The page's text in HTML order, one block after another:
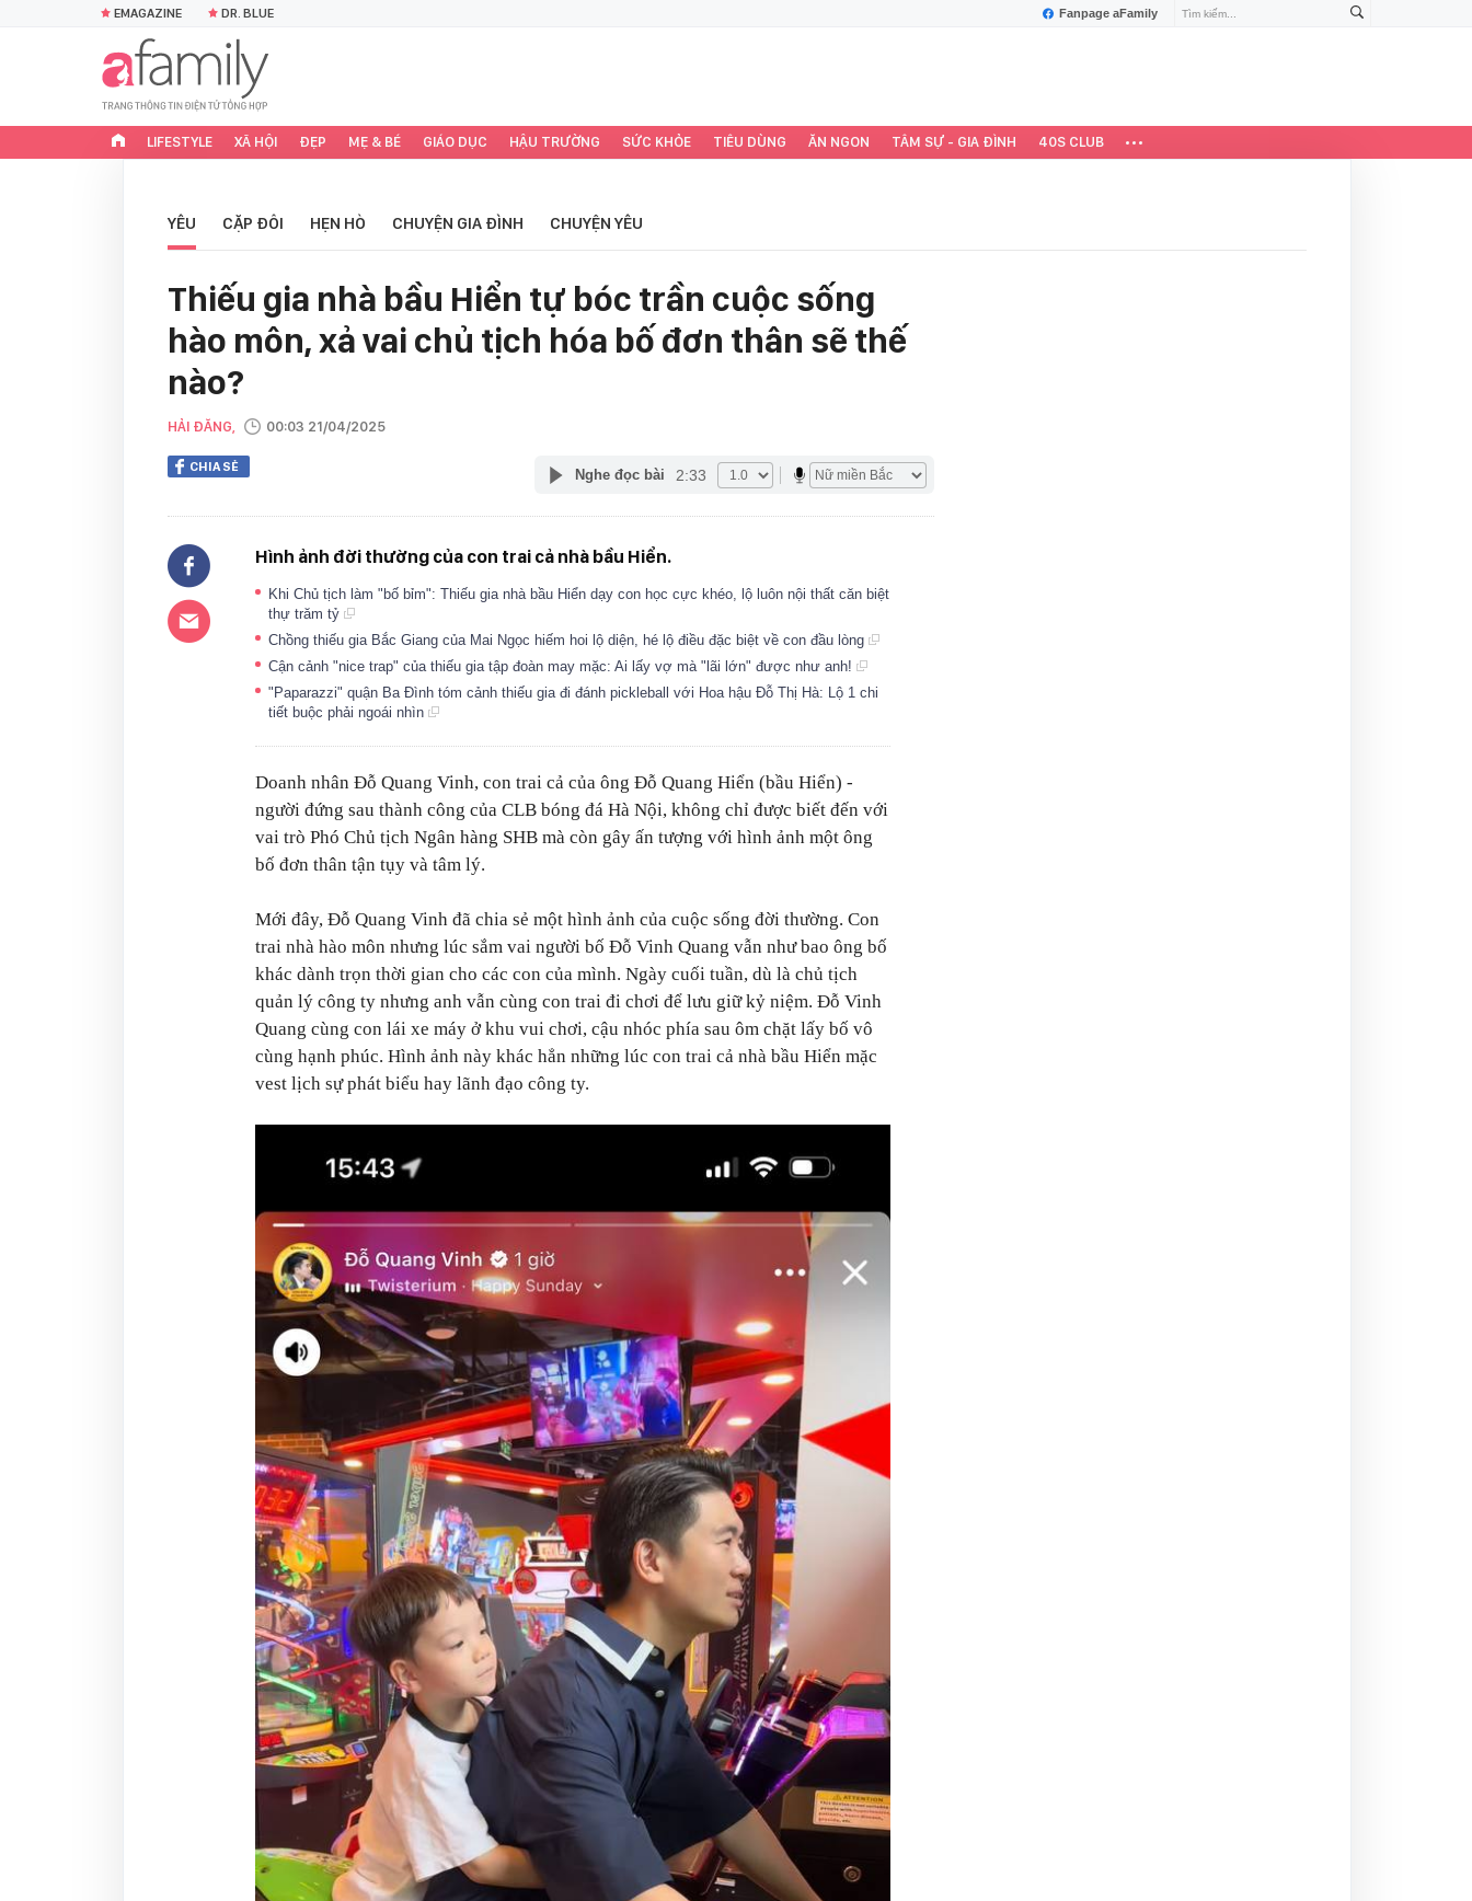
Fanpage aFamily
EMAGAZINE DR. BLUE
LIFESTYLE XÃ HỘI ĐẸP MẸ & BÉ GIÁO DỤC HẬU TRƯỜNG SỨC KHỎE TIÊU DÙNG ĂN NGON TÂM SỰ - GIA ĐÌNH 40S CLUB
YÊU CẶP ĐÔI HẸN HÒ CHUYỆN GIA ĐÌNH CHUYỆN YÊU
Thiếu gia nhà bầu Hiển tự bóc trần cuộc sống
hào môn, xả vai chủ tịch hóa bố đơn thân sẽ thế
nào?
HẢI ĐĂNG, 00:03 21/04/2025
CHIA SẺ Nghe đọc bài 2:33
Hình ảnh đời thường của con trai cả nhà bầu Hiển.
Khi Chủ tịch làm "bố bỉm": Thiếu gia nhà bầu Hiển dạy con học cực khéo, lộ luôn nội thất căn biệt
thự trăm tỷ
Chồng thiếu gia Bắc Giang của Mai Ngọc hiếm hoi lộ diện, hé lộ điều đặc biệt về con đầu lòng
Cận cảnh "nice trap" của thiếu gia tập đoàn may mặc: Ai lấy vợ mà "lãi lớn" được như anh!
"Paparazzi" quận Ba Đình tóm cảnh thiếu gia đi đánh pickleball với Hoa hậu Đỗ Thị Hà: Lộ 1 chi
tiết buộc phải ngoái nhìn
Doanh nhân Đỗ Quang Vinh, con trai cả của ông Đỗ Quang Hiển (bầu Hiển) -
người đứng sau thành công của CLB bóng đá Hà Nội, không chỉ được biết đến với
vai trò Phó Chủ tịch Ngân hàng SHB mà còn gây ấn tượng với hình ảnh một ông
bố đơn thân tận tụy và tâm lý.
Mới đây, Đỗ Quang Vinh đã chia sẻ một hình ảnh của cuộc sống đời thường. Con
trai nhà hào môn nhưng lúc sắm vai người bố Đỗ Vinh Quang vẫn như bao ông bố
khác dành trọn thời gian cho các con của mình. Ngày cuối tuần, dù là chủ tịch
quản lý công ty nhưng anh vẫn cùng con trai đi chơi để lưu giữ kỷ niệm. Đỗ Vinh
Quang cùng con lái xe máy ở khu vui chơi, cậu nhóc phía sau ôm chặt lấy bố vô
cùng hạnh phúc. Hình ảnh này khác hẳn những lúc con trai cả nhà bầu Hiển mặc
vest lịch sự phát biểu hay lãnh đạo công ty.